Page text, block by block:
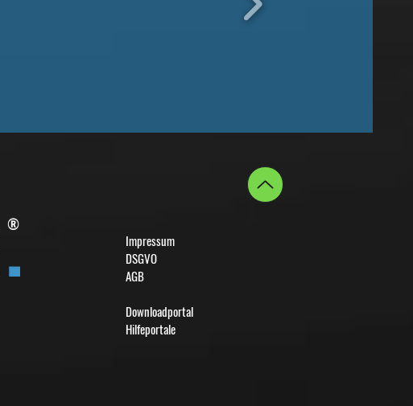
®
Impressum
DSGVO
AGB
Downloadportal
Hilfeportale